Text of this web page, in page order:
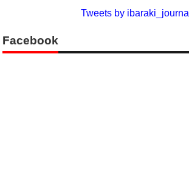
Tweets by ibaraki_journal
Facebook